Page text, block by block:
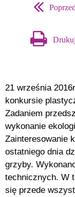
Drukuj
21 września
konkursie
Zadaniem
wykonanie
Zainteresowanie
ostatniego dnia
grzyby.
technicznych. W
się przede